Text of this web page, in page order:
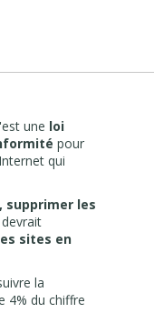
une loi
pour
qui
supprimer les
sites en
la
4% du chiffre